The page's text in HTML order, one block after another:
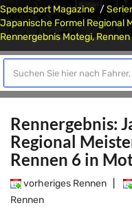
Speedsport Magazine
Japanische Formel Regional
Rennergebnis Motegi, Rennen
Rennergebnis:
Regional
Rennen 6 in
vorheriges Rennen
Rennen